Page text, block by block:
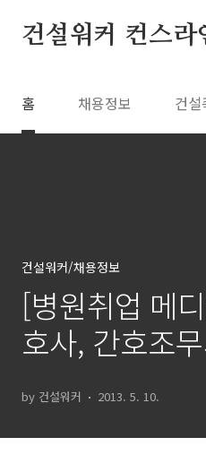
건설워커 컨스라
홈 채용정보 건설
건설워커/채용정보
[병원취업 메
호사, 간호조
by 건설워커 2013. 5. 10.